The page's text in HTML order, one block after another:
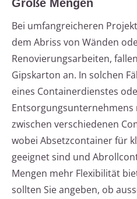
Große Mengen
Bei umfangreicheren
dem Abriss von Wänden
Renovierungsarbeiten,
Gipskarton an. In solchen
eines Containerdienstes
Entsorgungsunternehmens
zwischen verschiedenen
wobei Absetzcontainer für
geeignet sind und
Mengen mehr Flexibilität
sollten Sie angeben, ob